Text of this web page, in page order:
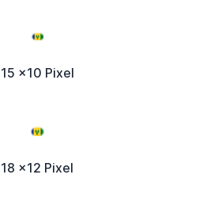
15 x10 Pixel
18 x12 Pixel